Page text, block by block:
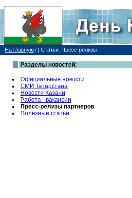
На главную / | Статьи, Пресс-релизы
Разделы новостей:
Официальные новости
СМИ Татарстана
Новости Казани
Работа - вакансии
Пресс-релизы партнеров
Полезные статьи